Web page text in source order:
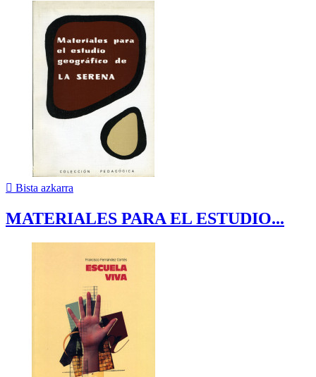
 Bista azkarra
MATERIALES PARA EL ESTUDIO...